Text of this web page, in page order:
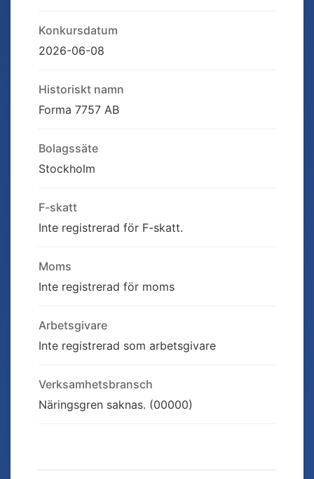
Konkursdatum
2026-06-08
Historiskt namn
Forma 7757 AB
Bolagssäte
Stockholm
F-skatt
Inte registrerad för F-skatt.
Moms
Inte registrerad för moms
Arbetsgivare
Inte registrerad som arbetsgivare
Verksamhetsbransch
Näringsgren saknas. (00000)